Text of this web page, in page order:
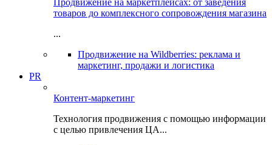
Продвижение на маркетплейсах: от заведения
товаров до комплексного сопровождения магазина
...
Продвижение на Wildberries: реклама и
маркетинг, продажи и логистика
PR
Контент-маркетинг
Технология продвижения с помощью информации
с целью привлечения ЦА...